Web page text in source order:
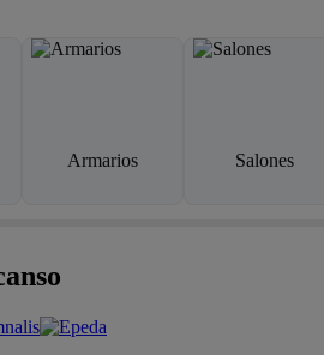
Armarios Salones